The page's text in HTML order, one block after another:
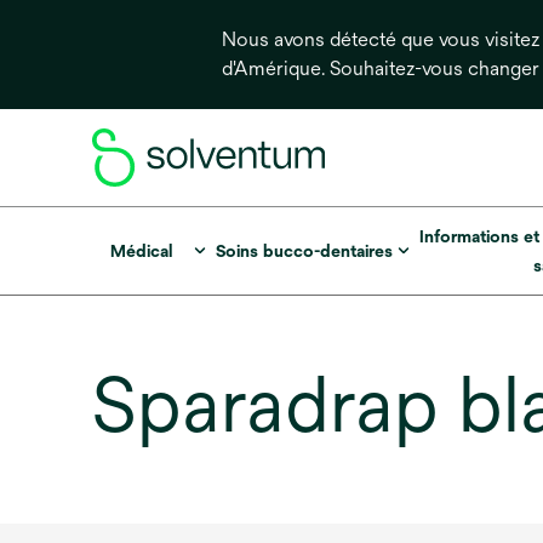
Nous avons détecté que vous
d'Amérique. Souhaitez-vous
Médical Soins bucco-dentaires
Informations
Sparadrap